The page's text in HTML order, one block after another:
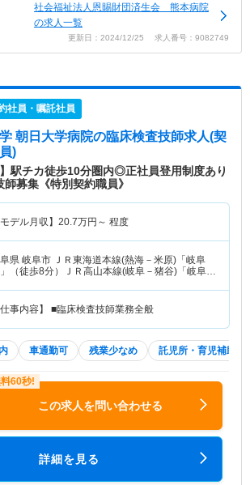
社会福祉法人恩賜財団済生会 熊本病院
の求人一覧
更新日：2024/12/25 求人番号：9082749
社員・嘱託社員
朝日大学病院の臨床検査技師求人(契
)
】駅チカ徒歩10分圏内◎正社員登用制度あり
募集《特別契約職員》
モデル月収】 20.7万円～ 程度
県 岐阜市 ＪＲ東海道本線(熱海－米原)「岐阜
（徒歩8分）ＪＲ高山本線(岐阜－猪谷)「岐阜
仕事内容】 ■臨床検査技師業務全般
車通勤可 残業少なめ 託児所・育児補助
この求人を問い合わせる
詳細を見る